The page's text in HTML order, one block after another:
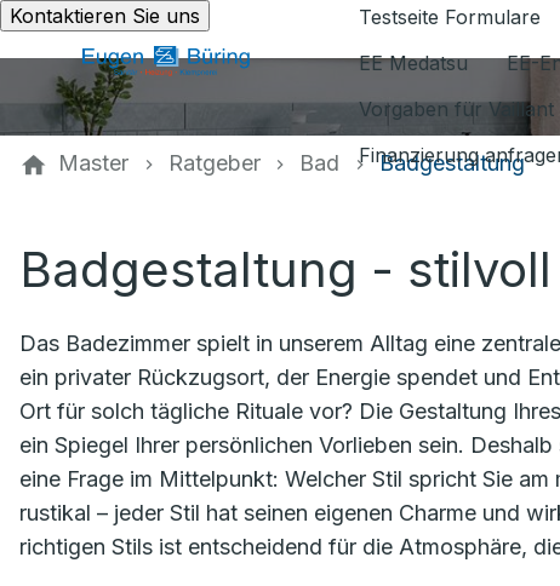
Kontaktieren Sie uns Testseite Formulare
EE Medatsu
EE-
Vorgaben für
Finanzierung
Master Ratgeber Bad Badgestaltung
Badgestaltung -
Das Badezimmer spielt in unserem Alltag eine
ein privater Rückzugsort, der Energie spendet und
Ort für solch tägliche Rituale vor? Die Gestaltung
ein Spiegel Ihrer persönlichen Vorlieben sein.
eine Frage im Mittelpunkt: Welcher Stil spricht Sie
rustikal – jeder Stil hat seinen eigenen Charme und
richtigen Stils ist entscheidend für die Atmosphäre,